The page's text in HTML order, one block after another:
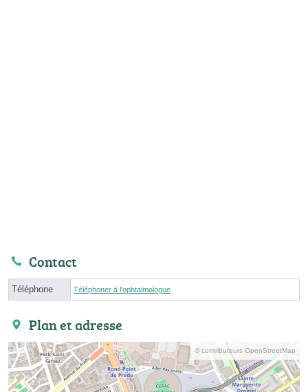
Contact
Téléphone Téléphoner à l'ophtalmologue
Plan et adresse
© contributeurs OpenStreetMap